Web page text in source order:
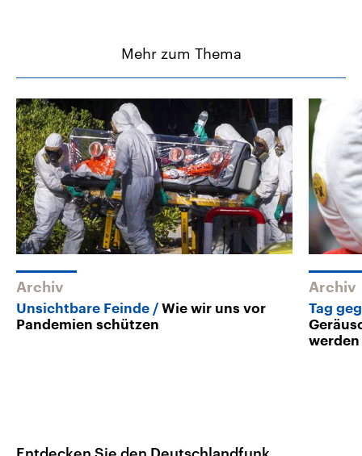
Mehr zum Thema
Archiv
Unsichtbare Feinde
Wie wir uns vor
Pandemien schützen
Archiv
Tag
werden
Entdecken Sie den Deutschlandfunk